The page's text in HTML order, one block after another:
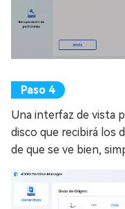
Una interfaz de vista
disco que recibirá los
de que se ve bien,